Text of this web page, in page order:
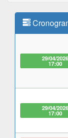
29/04/2026
17:00
29/04/2026
17:00